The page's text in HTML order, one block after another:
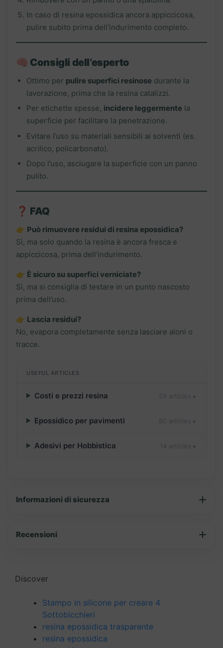
In caso di resina epossidica ancora appiccicosa,
pulire subito prima dell’indurimento completo.
🧠 Consigli dell’esperto
Ottimo per pulire superfici resinose durante la
lavorazione, prima che la resina catalizzi.
Per etichette spesse, incidere leggermente la
superficie per facilitare la penetrazione.
Evitare l’uso su materiali sensibili ai solventi (es.
acrilico, policarbonato).
Dopo l’uso, asciugare la superficie con un panno
pulito.
❓ FAQ
👉 Può rimuovere residui di resina epossidica?
Sì, ma solo quando la resina è ancora fresca e
appiccicosa, prima dell’indurimento.
👉 È sicuro su superfici verniciate?
Sì, ma si consiglia di testare in un punto nascosto
prima dell’uso.
👉 Lascia residui?
No, evapora completamente senza lasciare aloni o
tracce.
USEFUL ARTICLES
Costi e prezzi resina
Epossidico per pavimenti
Adesivi per Hobbistica
Informazioni di sicurezza
Recensioni
Discover
Stampo in silicone per creare 4
Sottobicchieri
resina epossidica trasparente
resina epossidica